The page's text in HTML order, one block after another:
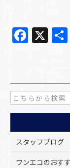
F
a
e
b
o
o
k
X
スタッフブログ
ワンエコのおす